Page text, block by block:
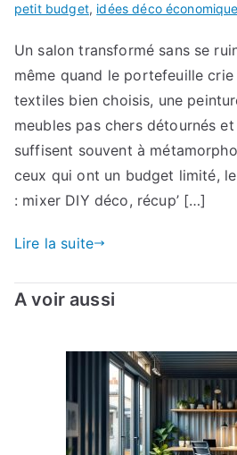
petit budget, idées déco
Un salon transformé sans se
même quand le portefeuille
textiles bien choisis, une
meubles pas chers détournés
suffisent souvent à
ceux qui ont un budget limité,
: mixer DIY déco, récup’ […]
Lire la suite
A voir aussi